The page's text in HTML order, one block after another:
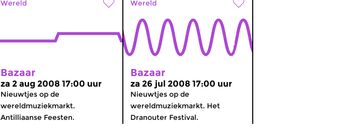
Wereld
Bazaar
za 2 aug 2008 17:00 uur
Nieuwtjes op de
wereldmuziekmarkt.
Antilliaanse Feesten.
Wereld
Bazaar
za 26 jul 2008 17:00 uur
Nieuwtjes op de
wereldmuziekmarkt. Het
Dranouter Festival.